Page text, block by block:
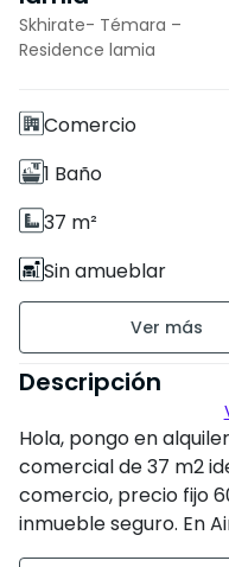
Skhirate- Témara –
Residence lamia
Características
Comercio
1 Baño
37 m²
Sin amueblar
Planta baja sur 1
Antigüedad de la
construcción : Nueva
Estado de la
Nuevo
Residencia segura
Descripción
Hola, pongo en
comercial de 37 m2
comercio, precio fijo
inmueble seguro. En
cerca de la cafetería